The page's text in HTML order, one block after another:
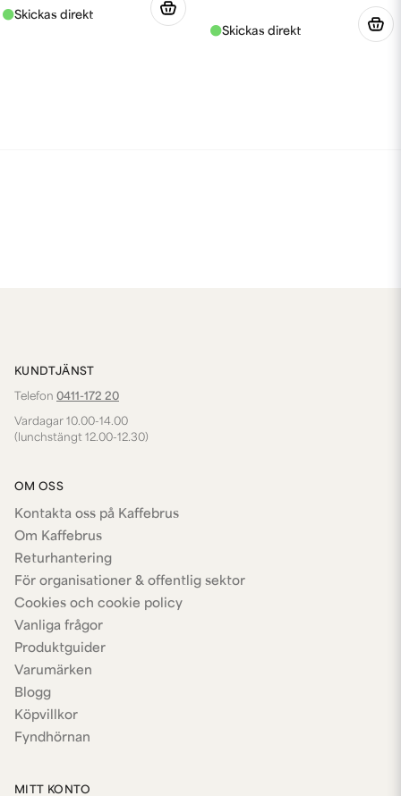
KUNDTJÄNST
Telefon 0411-172 20
Vardagar 10.00-14.00
(lunchstängt 12.00-12.30)
OM OSS
Kontakta oss på Kaffebrus
Om Kaffebrus
Returhantering
För organisationer & offentlig sektor
Cookies och cookie policy
Vanliga frågor
Produktguider
Varumärken
Blogg
Köpvillkor
Fyndhörnan
MITT KONTO